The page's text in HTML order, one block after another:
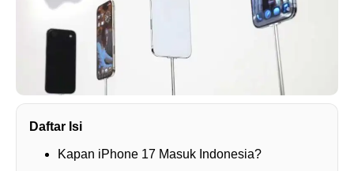
Daftar Isi
Kapan iPhone 17 Masuk Indonesia?